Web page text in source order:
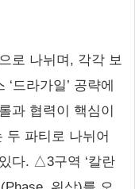
로 나뉘며, 각각 보
드라가일’ 공략에
과 협력이 핵심이
두 파티로 나뉘어
다. △3구역 ‘칼란